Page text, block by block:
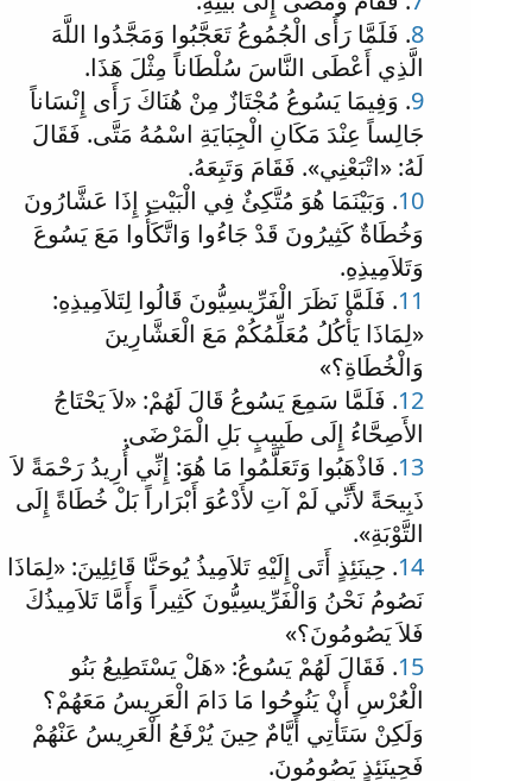
8. فَلَمَّا رَأَى الْجُمُوعُ تَعَجَّبُوا وَمَجَّدُوا اللَّهَ
الَّذِي أَعْطَى النَّاسَ سُلْطَاناً مِثْلَ هَذَا.
9. وَفِيمَا يَسُوعُ مُجْتَازٌ مِنْ هُنَاكَ رَأَى إِنْسَاناً
جَالِساً عِنْدَ مَكَانِ الْجِبَايَةِ اسْمُهُ مَتَّى. فَقَالَ
لَهُ: «اتْبَعْنِي». فَقَامَ وَتَبِعَهُ.
10. وَبَيْنَمَا هُوَ مُتَّكِئٌ فِي الْبَيْتِ إِذَا عَشَّارُونَ
وَخُطَاةٌ كَثِيرُونَ قَدْ جَاءُوا وَاتَّكَأُوا مَعَ يَسُوعَ
وَتَلاَمِيذِهِ.
11. فَلَمَّا نَظَرَ الْفَرِّيسِيُّونَ قَالُوا لِتَلاَمِيذِهِ:
«لِمَاذَا يَأْكُلُ مُعَلِّمُكُمْ مَعَ الْعَشَّارِينَ
وَالْخُطَاةِ؟»
12. فَلَمَّا سَمِعَ يَسُوعُ قَالَ لَهُمْ: «لاَ يَحْتَاجُ
الأَصِحَّاءُ إِلَى طَبِيبٍ بَلِ الْمَرْضَى.
13. فَاذْهَبُوا وَتَعَلَّمُوا مَا هُوَ: إِنِّي أُرِيدُ رَحْمَةً لاَ
ذَبِيحَةً لأَنِّي لَمْ آتِ لأَدْعُوَ أَبْرَاراً بَلْ خُطَاةً إِلَى
التَّوْبَةِ».
14. حِينَئِذٍ أَتَى إِلَيْهِ تَلاَمِيذُ يُوحَنَّا قَائِلِينَ: «لِمَاذَا
نَصُومُ نَحْنُ وَالْفَرِّيسِيُّونَ كَثِيراً وَأَمَّا تَلاَمِيذُكَ
فَلاَ يَصُومُونَ؟»
15. فَقَالَ لَهُمْ يَسُوعُ: «هَلْ يَسْتَطِيعُ بَنُو
الْعُرْسِ أَنْ يَنُوحُوا مَا دَامَ الْعَرِيسُ مَعَهُمْ؟
وَلَكِنْ سَتَأْتِي أَيَّامٌ حِينَ يُرْفَعُ الْعَرِيسُ عَنْهُمْ
فَحِينَئِذٍ يَصُومُونَ.